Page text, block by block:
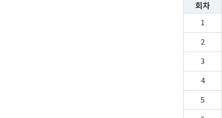
회차
1
2
3
4
5